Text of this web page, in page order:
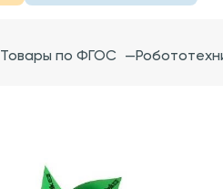
Товары по ФГОС —